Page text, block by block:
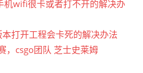
机wifi很卡或者打不开的解决办
打开工程会卡死的解决办法
，csgo团队 芝士史莱姆